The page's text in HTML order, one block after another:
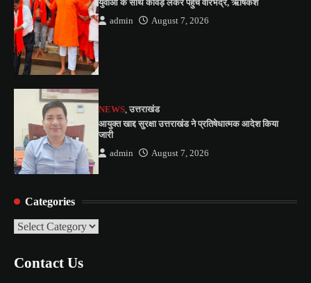
युवाओं के साथ कांवड़ लेकर पहुंचे वीरभद्र, ऋषिकेश
admin August 7, 2026
NEWS ,उत्तराखंड
आयुक्त खाद्द सुरक्षा उत्तराखंड ने प्रतिषेधात्मक आदेश किया
जारी
admin August 7, 2026
Categories
Categories
Contact Us